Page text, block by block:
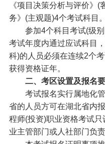
《项目决策分析与评价》
务》(主观题)4个考试科目。
参加4个科目考试(级别
考试年度内通过应试科目
科)的人员必须在连续2个
获得资格证年。
二、考区设置及报名
考试报名实行属地化管
省的人员方可在湖北省内
程师(投资)职业资格考试
业主管部门或人社部门负